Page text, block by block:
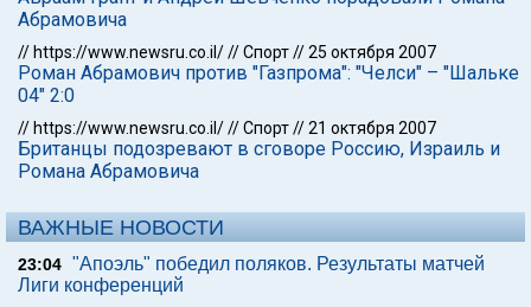
Абрамовича
// https://www.newsru.co.il///Спорт//25 октября 2007
Роман Абрамович против "Газпрома": "Челси" – "Шальке
04" 2:0
// https://www.newsru.co.il///Спорт//21 октября 2007
Британцы подозревают в сговоре Россию, Израиль и
Романа Абрамовича
ВАЖНЫЕ НОВОСТИ
23:04 "Апоэль" победил поляков. Результаты матчей
Лиги конференций